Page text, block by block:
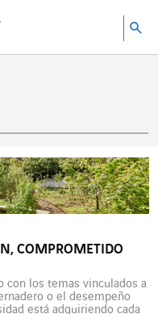
COMPROMETIDO
con los temas vinculados a
o el desempeño
está adquiriendo cada